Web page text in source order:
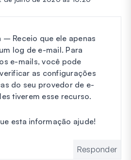
– Receio que ele apenas
log de e-mail. Para
e-mails, você pode
as configurações
do seu provedor de e-
tiverem esse recurso.
esta informação ajude!
Responder